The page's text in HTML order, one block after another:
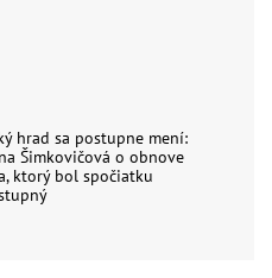
hrad sa postupne mení:
Šimkovičová o obnove
ktorý bol spočiatku